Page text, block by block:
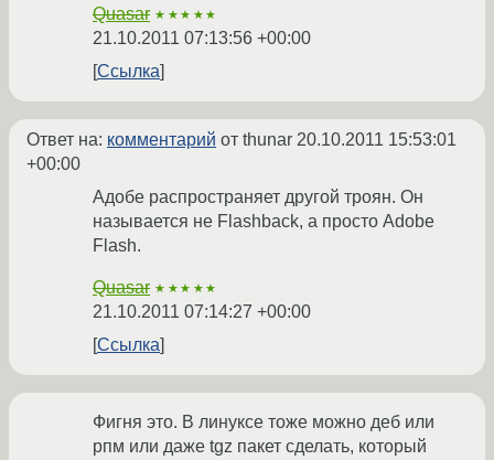
Quasar ★★★★★
21.10.2011 07:13:56 +00:00
Ссылка
Ответ на: комментарий от thunar 20.10.2011 15:53:01
+00:00
Адобе распространяет другой троян. Он
называется не Flashback, а просто Adobe
Flash.
Quasar ★★★★★
21.10.2011 07:14:27 +00:00
Ссылка
Фигня это. В линуксе тоже можно деб или
рпм или даже tgz пакет сделать, который